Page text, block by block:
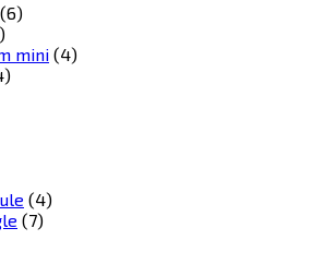
(6)
mini (4)
(4)
(7)